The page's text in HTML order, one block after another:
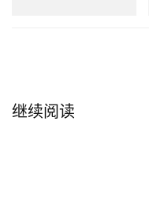
继续阅读